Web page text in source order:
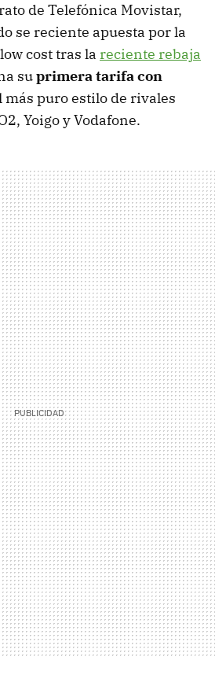
de Telefónica Movistar,
se reciente apuesta por la
cost tras la reciente rebaja
suprimera tarifa con
más puro estilo de rivales
Yoigo y Vodafone.